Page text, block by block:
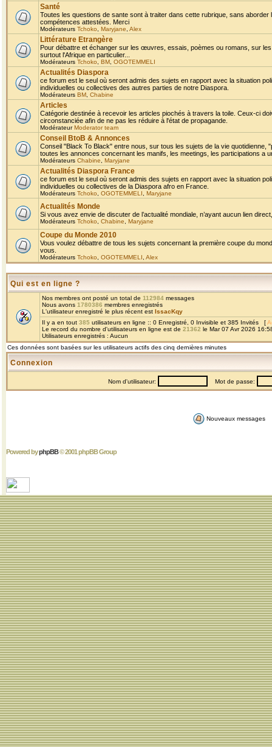
Santé
Toutes les questions de sante sont à traiter dans cette rubrique, sans
compétences attestées. Merci
Modérateurs Tchoko Maryjane Alex
Littérature Etrangère
Pour débattre et échanger sur les œuvres, essais, poèmes ou romans, sur
surtout l'Afrique en particulier...
Modérateurs Tchoko BM OGOTEMMELI
Actualités Diaspora
ce forum est le seul où seront admis des sujets en rapport avec la situation
individuelles ou collectives des autres parties de notre Diaspora.
Modérateurs BM Chabine
Articles
Catégorie destinée à recevoir les articles piochés à travers la toile. Ceux-ci
circonstanciée afin de ne pas les réduire à l'état de propagande.
ModérateurModerator team
Conseil BtoB & Annonces
Conseil "Black To Black" entre nous, sur tous les sujets de la vie
toutes les annonces concernant les manifs, les meetings, les participations a
Modérateurs Chabine Maryjane
Actualités Diaspora France
ce forum est le seul où seront admis des sujets en rapport avec la situation
individuelles ou collectives de la Diaspora afro en France.
Modérateurs Tchoko OGOTEMMELI Maryjane
Actualités Monde
Si vous avez envie de discuter de l’actualité mondiale, n’ayant aucun lien
Modérateurs Tchoko Chabine Maryjane
Coupe du Monde 2010
Vous voulez débattre de tous les sujets concernant la première coupe du
vous.
Modérateurs Tchoko OGOTEMMELI Alex
Qui est en ligne ?
Nos membres ont posté un total de 112984 messages
Nous avons 1780386 membres enregistrés
L'utilisateur enregistré le plus récent est IssacKqy
Il y a en tout 385 utilisateurs en ligne :: 0 Enregistré, 0 Invisible et 385 Invités [
Le record du nombre d'utilisateurs en ligne est de 21362 le Mar 07 Avr 2026
Utilisateurs enregistrés : Aucun
Ces données sont basées sur les utilisateurs actifs des cinq dernières minutes
Connexion
Nom d'utilisateur: Mot de passe:
Nouveaux messages
Powered byphpBB© 2001 phpBB Group